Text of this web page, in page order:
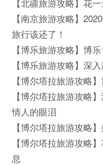
【南京旅游攻略】
旅行该还了！
【博乐旅游攻略】博
【博乐旅游攻略】深
【博尔塔拉旅游攻略
【博尔塔拉旅游攻略
情人的眼泪
【博尔塔拉旅游攻略
【博尔塔拉旅游攻略
息